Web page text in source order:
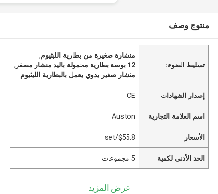
منتوج وصف
تسليط الضوء:
منشارة صغيرة من بطارية الليثيوم,
12 بوصة بطارية محمولة باليد منشار مصغر
,
منشار صغير يدوي يعمل بالبطارية الليثيوم
إصدار الشهادات CE
اسم العلامة التجارية Auston
الأسعار $55.8/set
الحد الأدنى لكمية 5 مجموعات
عرض المزيد